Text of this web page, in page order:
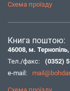
Схема проїзду
Книга поштою:
46008, м.
Тел./факс:
(0352)
e-mail: